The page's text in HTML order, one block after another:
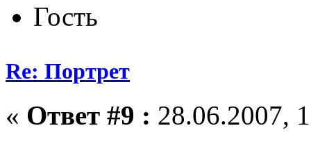
Гость
Re: Портрет
« Ответ #9 : 28.06.2007,